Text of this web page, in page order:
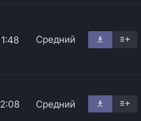
1:48 Средний
2:08 Средний